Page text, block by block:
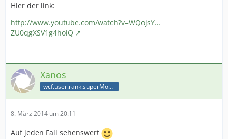
Hier der link:
http://www.youtube.com/watch?v=WQojsY…
ZU0qgXSV1g4hoiQ
Xanos
wcf.user.rank.superModerator
8. März 2014 um 20:11
Auf jeden Fall sehenswert